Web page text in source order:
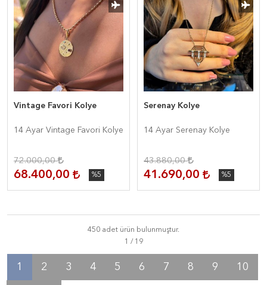
Vintage Favori Kolye
14 Ayar Vintage Favori Kolye
72.000,00
68.400,00 %5
Serenay Kolye
14 Ayar Serenay Kolye
43.880,00
41.690,00 %5
450 adet ürün bulunmuştur.
1 2 3 4 5 6 7 8 9 10